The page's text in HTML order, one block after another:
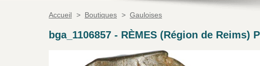
Accueil > Boutiques > Gauloises
bga_1106857 - RÈMES (Région de Reims)